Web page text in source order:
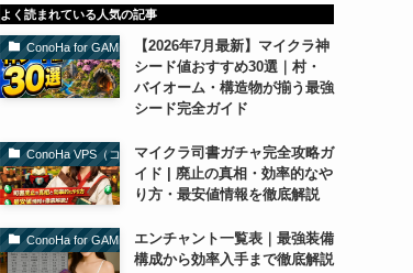
よく読まれている人気の記事
ConoHa for GAME（コノハforゲーム）【2026年7月最新】マイクラ神
シード値おすすめ30選｜村・
バイオーム・構造物が揃う最強
シード完全ガイド
ConoHa VPS（コノハVPS）マイクラ司書ガチャ完全攻略ガ
イド | 廃止の真相・効率的なや
り方・最安値情報を徹底解説
ConoHa for GAME（コノハforゲーム）
エンチャント一覧表｜最強装備
構成から効率入手まで徹底解説